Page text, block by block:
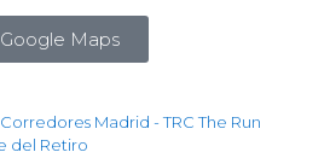
Google Maps